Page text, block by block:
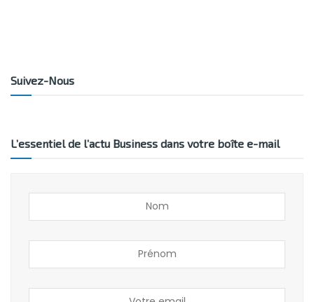
Suivez-Nous
L’essentiel de l’actu Business dans votre boîte e-mail